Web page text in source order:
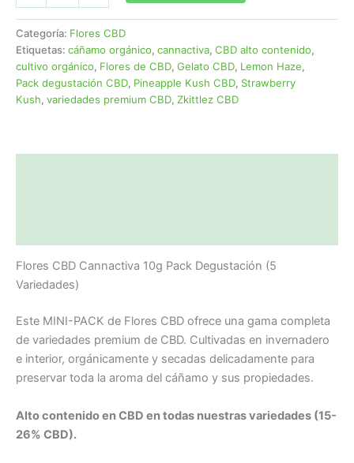
Categoría: Flores CBD
Etiquetas: cáñamo orgánico, cannactiva, CBD alto contenido,
cultivo orgánico, Flores de CBD, Gelato CBD, Lemon Haze,
Pack degustación CBD, Pineapple Kush CBD, Strawberry
Kush, variedades premium CBD, Zkittlez CBD
Flores CBD Cannactiva 10g Pack Degustación (5
Variedades)
Este MINI-PACK de Flores CBD ofrece una gama completa
de variedades premium de CBD. Cultivadas en invernadero
e interior, orgánicamente y secadas delicadamente para
preservar toda la aroma del cáñamo y sus propiedades.
Alto contenido en CBD en todas nuestras variedades (15-
26% CBD).